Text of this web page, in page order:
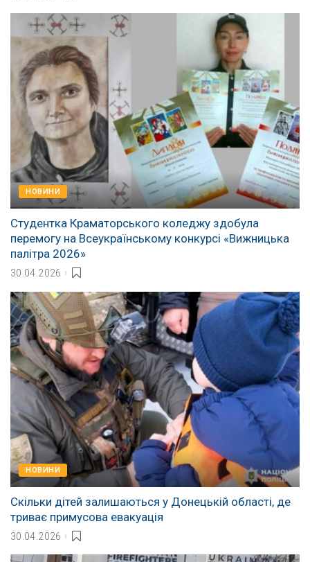
НОВИНИ
Студентка Краматорського коледжу здобула
перемогу на Всеукраїнському конкурсі «Вижницька
палітра 2026»
30.04.2026
НОВИНИ
Скільки дітей залишаються у Донецькій області, де
триває примусова евакуація
30.04.2026